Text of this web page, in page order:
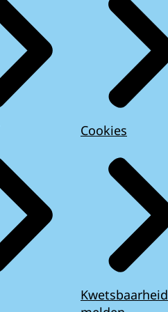
Cookies
Kwetsbaarheid